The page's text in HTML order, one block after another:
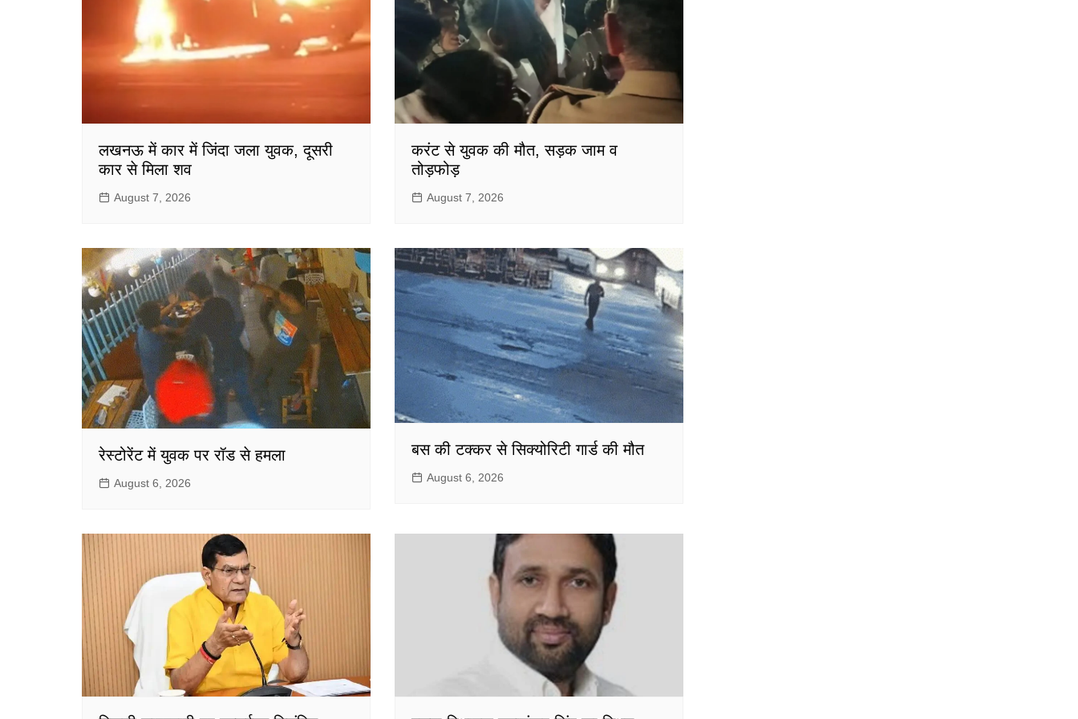
लखनऊ में कार में जिंदा जला युवक, दूसरी
कार से मिला शव
August 7, 2026
करंट से युवक की मौत, सड़क जाम व
तोड़फोड़
August 7, 2026
रेस्टोरेंट में युवक पर रॉड से हमला
August 6, 2026
बस की टक्कर से सिक्योरिटी गार्ड की मौत
August 6, 2026